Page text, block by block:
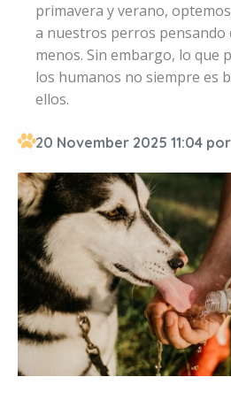
primavera y verano,
a nuestros perros pensando
menos. Sin embargo, lo que
los humanos no siempre es
ellos.
20 November 2025 11:04 por